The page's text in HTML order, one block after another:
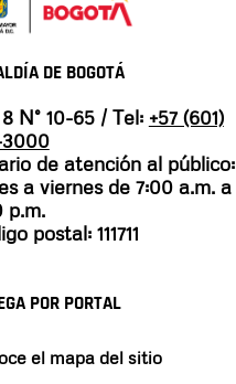
DE BOGOTÁ
N° 10-65 / Tel: +57 (601)
3000
de atención al público:
a viernes de 7:00 a.m. a
p.m.
postal: 111711
POR PORTAL
el mapa del sitio